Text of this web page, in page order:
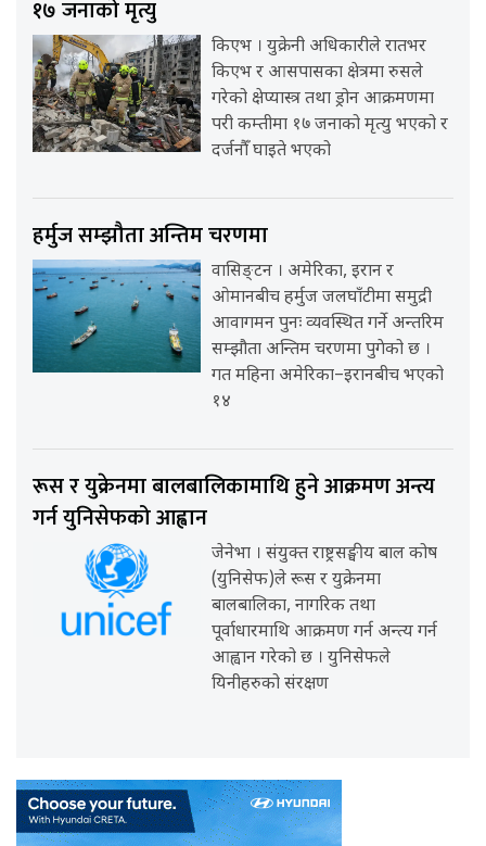
१७ जनाको मृत्यु
किएभ । युक्रेनी अधिकारीले रातभर
किएभ र आसपासका क्षेत्रमा रुसले
गरेको क्षेप्यास्त्र तथा ड्रोन आक्रमणमा
परी कम्तीमा १७ जनाको मृत्यु भएको र
दर्जनौँ घाइते भएको
हर्मुज सम्झौता अन्तिम चरणमा
वासिङ्टन । अमेरिका, इरान र
ओमानबीच हर्मुज जलघाँटीमा समुद्री
आवागमन पुनः व्यवस्थित गर्ने अन्तरिम
सम्झौता अन्तिम चरणमा पुगेको छ ।
गत महिना अमेरिका–इरानबीच भएको
१४
रूस र युक्रेनमा बालबालिकामाथि हुने आक्रमण अन्त्य
गर्न युनिसेफको आह्वान
जेनेभा । संयुक्त राष्ट्रसङ्घीय बाल कोष
(युनिसेफ)ले रूस र युक्रेनमा
बालबालिका, नागरिक तथा
पूर्वाधारमाथि आक्रमण गर्न अन्त्य गर्न
आह्वान गरेको छ । युनिसेफले
यिनीहरुको संरक्षण